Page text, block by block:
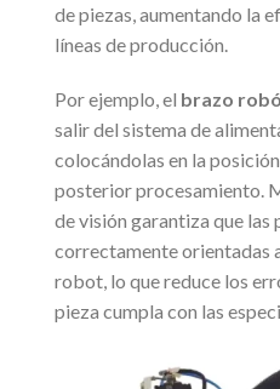
de piezas, aumentando la
líneas de producción.
Por ejemplo, el brazo
salir del sistema de
colocándolas en la
posterior procesamiento.
de visión garantiza que las
correctamente orientadas
robot, lo que reduce los
pieza cumpla con las